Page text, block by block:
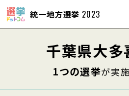
統一地方選挙 2023
千葉県大多
1つの選挙が実